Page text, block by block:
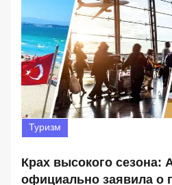
Туризм
Крах высокого сезона:
официально заявила о